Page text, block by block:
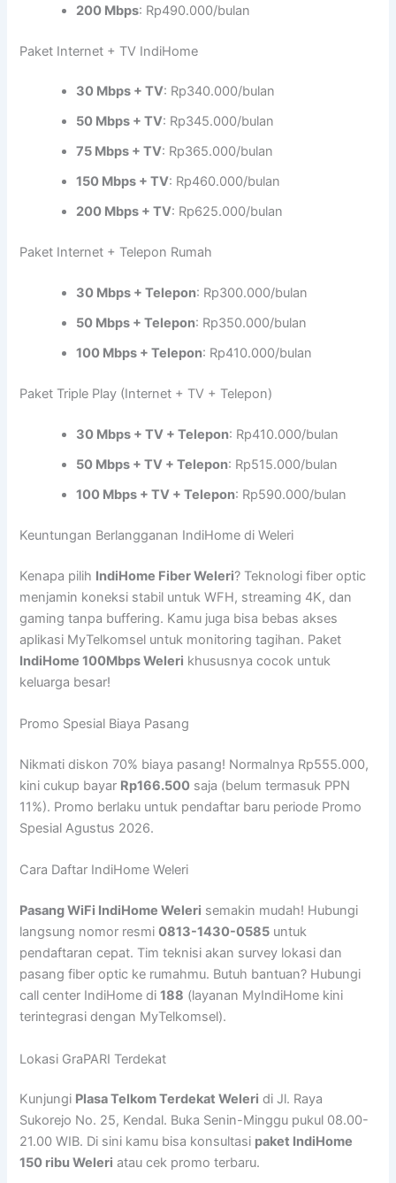
200 Mbps: Rp490.000/bulan
Paket Internet + TV IndiHome
30 Mbps + TV: Rp340.000/bulan
50 Mbps + TV: Rp345.000/bulan
75 Mbps + TV: Rp365.000/bulan
150 Mbps + TV: Rp460.000/bulan
200 Mbps + TV: Rp625.000/bulan
Paket Internet + Telepon Rumah
30 Mbps + Telepon: Rp300.000/bulan
50 Mbps + Telepon: Rp350.000/bulan
100 Mbps + Telepon: Rp410.000/bulan
Paket Triple Play (Internet + TV + Telepon)
30 Mbps + TV + Telepon: Rp410.000/bulan
50 Mbps + TV + Telepon: Rp515.000/bulan
100 Mbps + TV + Telepon: Rp590.000/bulan
Keuntungan Berlangganan IndiHome di Weleri
Kenapa pilih IndiHome Fiber Weleri? Teknologi fiber optic
menjamin koneksi stabil untuk WFH, streaming 4K, dan
gaming tanpa buffering. Kamu juga bisa bebas akses
aplikasi MyTelkomsel untuk monitoring tagihan. Paket
IndiHome 100Mbps Weleri khususnya cocok untuk
keluarga besar!
Promo Spesial Biaya Pasang
Nikmati diskon 70% biaya pasang! Normalnya Rp555.000,
kini cukup bayar Rp166.500 saja (belum termasuk PPN
11%). Promo berlaku untuk pendaftar baru periode Promo
Spesial Agustus 2026.
Cara Daftar IndiHome Weleri
Pasang WiFi IndiHome Weleri semakin mudah! Hubungi
langsung nomor resmi0813-1430-0585 untuk
pendaftaran cepat. Tim teknisi akan survey lokasi dan
pasang fiber optic ke rumahmu. Butuh bantuan? Hubungi
call center IndiHome di188 (layanan MyIndiHome kini
terintegrasi dengan MyTelkomsel).
Lokasi GraPARI Terdekat
Kunjungi Plasa Telkom Terdekat Weleri di Jl. Raya
Sukorejo No. 25, Kendal. Buka Senin-Minggu pukul 08.00-
21.00 WIB. Di sini kamu bisa konsultasi paket IndiHome
150 ribu Weleri atau cek promo terbaru.